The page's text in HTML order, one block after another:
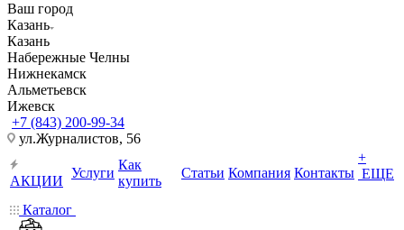
Ваш город
Казань
Казань
Набережные Челны
Нижнекамск
Альметьевск
Ижевск
+7 (843) 200-99-34
ул.Журналистов, 56
АКЦИИ
Услуги
Как
купить
Статьи Компания Контакты
+
ЕЩЕ
Каталог